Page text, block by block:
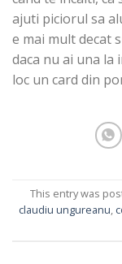
ajuti piciorul sa
e mai mult decat
daca nu ai una la
loc un card din
This entry was
claudiu ungureanu,